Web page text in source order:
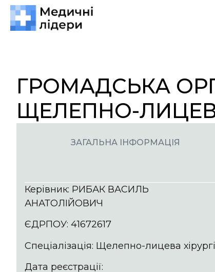
ГРОМАДСЬКА
ЩЕЛЕПНО-
ЗАГАЛЬНА ІНФОРМАЦІЯ
Керівник: РИБАК ВАСИЛЬ
АНАТОЛІЙОВИЧ
ЄДРПОУ: 41672617
Спеціалізація: Щелепно-лицева
Дата реєстрації: